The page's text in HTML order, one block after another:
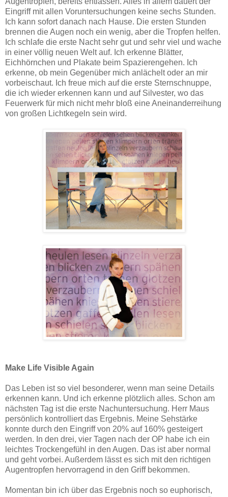
Eingriff mit allen Voruntersuchungen keine sechs Stunden.
Ich kann sofort danach nach Hause. Die ersten Stunden
brennen die Augen noch ein wenig, aber die Tropfen helfen.
Ich schlafe die erste Nacht sehr gut und sehr viel und wache
in einer völlig neuen Welt auf. Ich erkenne Blätter,
Eichhörnchen und Plakate beim Spazierengehen. Ich
erkenne, ob mein Gegenüber mich anlächelt oder an mir
vorbeischaut. Ich freue mich auf die erste Sternschnuppe,
die ich wieder erkennen kann und auf Silvester, wo das
Feuerwerk für mich nicht mehr bloß eine Aneinanderreihung
von großen Lichtkegeln sein wird.
Make Life Visible Again
Das Leben ist so viel besonderer, wenn man seine Details
erkennen kann. Und ich erkenne plötzlich alles. Schon am
nächsten Tag ist die erste Nachuntersuchung. Herr Maus
persönlich kontrolliert das Ergebnis. Meine Sehstärke
konnte durch den Eingriff von 20% auf 160% gesteigert
werden. In den drei, vier Tagen nach der OP habe ich ein
leichtes Trockengefühl in den Augen. Das ist aber normal
und geht vorbei. Außerdem lässt es sich mit den richtigen
Augentropfen hervorragend in den Griff bekommen.
Momentan bin ich über das Ergebnis noch so euphorisch,